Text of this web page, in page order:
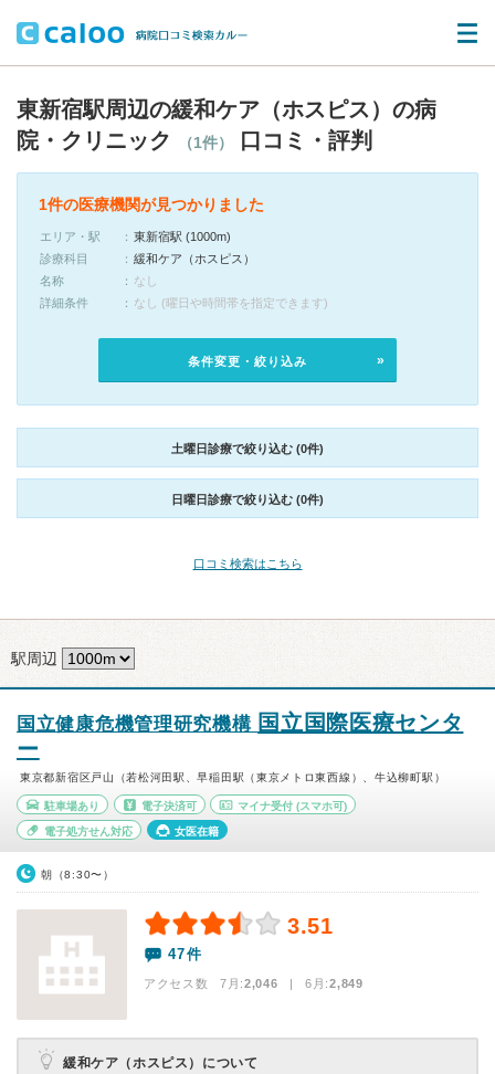
東新宿駅周辺の緩和ケア（ホスピス）の病
院・クリニック
（1件） 口コミ・評判
1件の医療機関が見つかりました
エリア・駅
東新宿駅 (1000m)
診療科目
緩和ケア（ホスピス）
名称
なし
詳細条件
なし (曜日や時間帯を指定できます)
条件変更・絞り込み
土曜日診療で絞り込む (0件)
日曜日診療で絞り込む (0件)
口コミ検索はこちら
駅周辺
国立健康危機管理研究機構 国立国際医療センタ
ー
東京都新宿区戸山（若松河田駅、早稲田駅（東京メトロ東西線）、牛込柳町駅）
駐車場あり 電子決済可 マイナ受付 (スマホ可)
電子処方せん対応 女医在籍
朝（8:30〜）
3.51
47件
アクセス数 7月:2,046 | 6月:2,849
緩和ケア（ホスピス）について